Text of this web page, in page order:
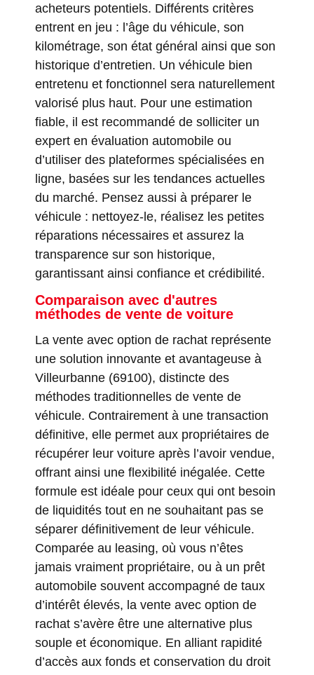
acheteurs potentiels. Différents critères
entrent en jeu : l’âge du véhicule, son
kilométrage, son état général ainsi que son
historique d’entretien. Un véhicule bien
entretenu et fonctionnel sera naturellement
valorisé plus haut. Pour une estimation
fiable, il est recommandé de solliciter un
expert en évaluation automobile ou
d’utiliser des plateformes spécialisées en
ligne, basées sur les tendances actuelles
du marché. Pensez aussi à préparer le
véhicule : nettoyez-le, réalisez les petites
réparations nécessaires et assurez la
transparence sur son historique,
garantissant ainsi confiance et crédibilité.
Comparaison avec d'autres
méthodes de vente de voiture
La vente avec option de rachat représente
une solution innovante et avantageuse à
Villeurbanne (69100), distincte des
méthodes traditionnelles de vente de
véhicule. Contrairement à une transaction
définitive, elle permet aux propriétaires de
récupérer leur voiture après l’avoir vendue,
offrant ainsi une flexibilité inégalée. Cette
formule est idéale pour ceux qui ont besoin
de liquidités tout en ne souhaitant pas se
séparer définitivement de leur véhicule.
Comparée au leasing, où vous n’êtes
jamais vraiment propriétaire, ou à un prêt
automobile souvent accompagné de taux
d’intérêt élevés, la vente avec option de
rachat s’avère être une alternative plus
souple et économique. En alliant rapidité
d’accès aux fonds et conservation du droit